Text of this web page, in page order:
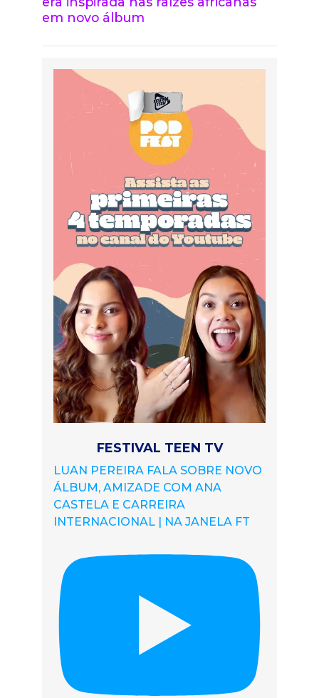
em novo álbum
FESTIVAL TEEN TV
LUAN PEREIRA FALA SOBRE NOVO
ÁLBUM, AMIZADE COM ANA
CASTELA E CARREIRA
INTERNACIONAL | NA JANELA FT